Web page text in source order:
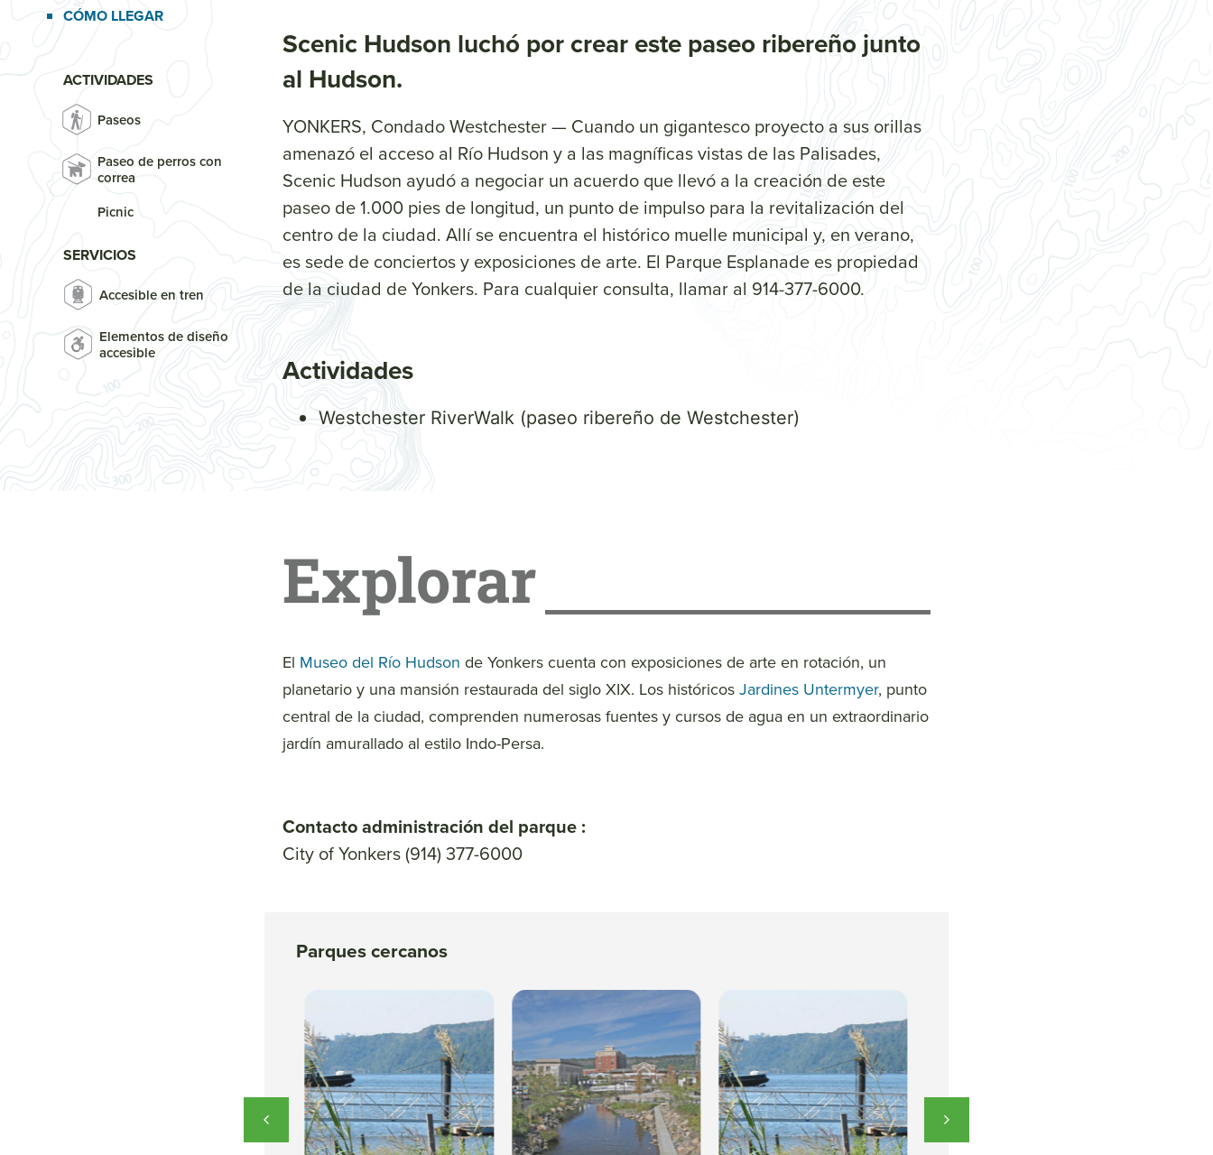
CÓMO LLEGAR
ACTIVIDADES
Paseos
Paseo de perros con
correa
Picnic
SERVICIOS
Accesible en tren
Elementos de diseño
accesible
Scenic Hudson luchó por crear este paseo ribereño junto
al Hudson.
YONKERS, Condado Westchester — Cuando un gigantesco proyecto a sus orillas
amenazó el acceso al Río Hudson y a las magníficas vistas de las Palisades,
Scenic Hudson ayudó a negociar un acuerdo que llevó a la creación de este
paseo de 1.000 pies de longitud, un punto de impulso para la revitalización del
centro de la ciudad. Allí se encuentra el histórico muelle municipal y, en verano,
es sede de conciertos y exposiciones de arte. El Parque Esplanade es propiedad
de la ciudad de Yonkers. Para cualquier consulta, llamar al 914-377-6000.
Actividades
Westchester RiverWalk (paseo ribereño de Westchester)
Explorar
El Museo del Río Hudson de Yonkers cuenta con exposiciones de arte en rotación, un
planetario y una mansión restaurada del siglo XIX. Los históricosJardines Untermyer, punto
central de la ciudad, comprenden numerosas fuentes y cursos de agua en un extraordinario
jardín amurallado al estilo Indo-Persa.
Contacto administración del parque :
City of Yonkers (914) 377-6000
Parques cercanos